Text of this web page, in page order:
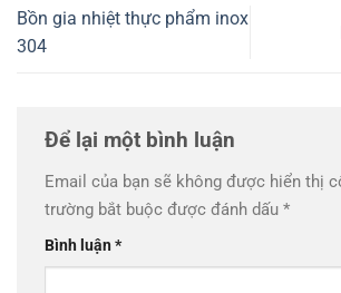
Bồn gia nhiệt thực phẩm inox
304
Để lại một bình luận
Email của bạn sẽ không được hiển thị
trường bắt buộc được đánh dấu *
Bình luận*